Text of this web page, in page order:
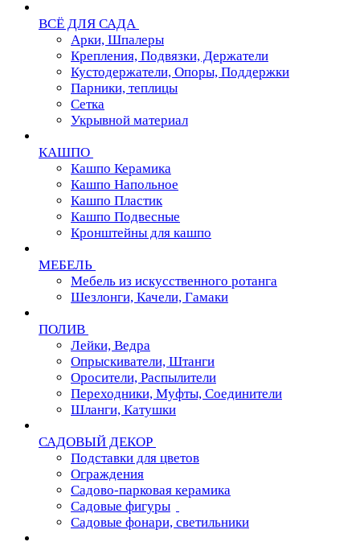
ВСЁ ДЛЯ САДА
Арки, Шпалеры
Крепления, Подвязки, Держатели
Кустодержатели, Опоры, Поддержки
Парники, теплицы
Сетка
Укрывной материал
КАШПО
Кашпо Керамика
Кашпо Напольное
Кашпо Пластик
Кашпо Подвесные
Кронштейны для кашпо
МЕБЕЛЬ
Мебель из искусственного ротанга
Шезлонги, Качели, Гамаки
ПОЛИВ
Лейки, Ведра
Опрыскиватели, Штанги
Оросители, Распылители
Переходники, Муфты, Соединители
Шланги, Катушки
САДОВЫЙ ДЕКОР
Подставки для цветов
Ограждения
Садово-парковая керамика
Садовые фигуры
Садовые фонари, светильники